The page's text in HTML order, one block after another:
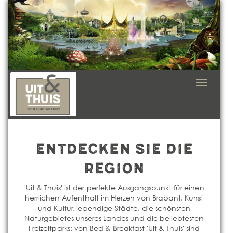
Entdecken Sie die
Region
'Uit & Thuis' ist der perfekte Ausgangspunkt für einen
herrlichen Aufenthalt im Herzen von Brabant. Kunst
und Kultur, lebendige Städte, die schönsten
Naturgebietes unseres Landes und die beliebtesten
Freizeitparks: von Bed & Breakfast 'UIt & Thuis' sind